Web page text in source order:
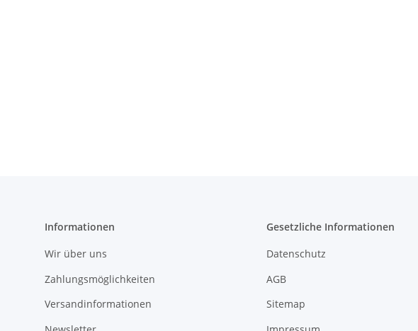
Informationen
Wir über uns
Zahlungsmöglichkeiten
Versandinformationen
Gesetzliche Informationen
Datenschutz
AGB
Sitemap